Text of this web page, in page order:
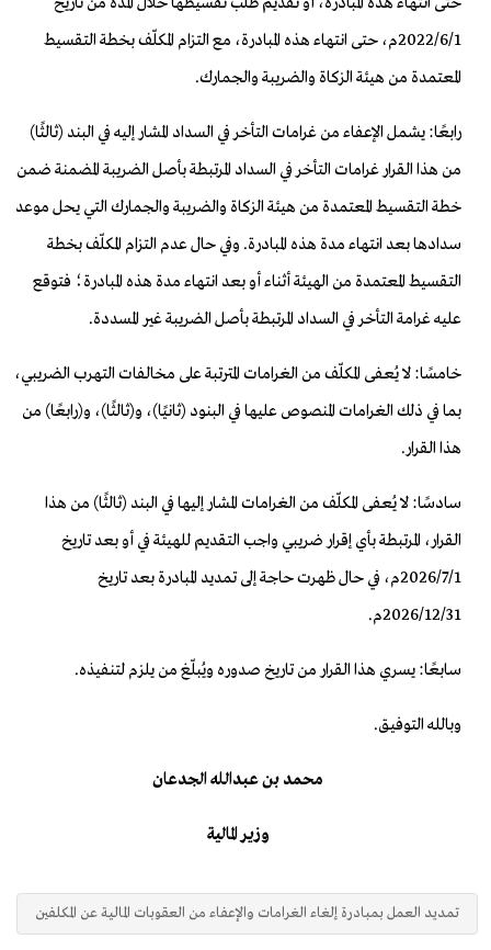
2022/6/1م، حتى انتهاء هذه المبادرة، مع التزام المكلّف بخطة التقسيط
المعتمدة من هيئة الزكاة والضريبة والجمارك.
رابعًا: يشمل الإعفاء من غرامات التأخر في السداد المشار إليه في البند (ثالثًا)
من هذا القرار غرامات التأخر في السداد المرتبطة بأصل الضريبة المضمنة ضمن
خطة التقسيط المعتمدة من هيئة الزكاة والضريبة والجمارك التي يحل موعد
سدادها بعد انتهاء مدة هذه المبادرة. وفي حال عدم التزام المكلّف بخطة
التقسيط المعتمدة من الهيئة أثناء أو بعد انتهاء مدة هذه المبادرة؛ فتوقع
عليه غرامة التأخر في السداد المرتبطة بأصل الضريبة غير المسددة.
خامسًا: لا يُعفى المكلّف من الغرامات المترتبة على مخالفات التهرب الضريبي،
بما في ذلك الغرامات المنصوص عليها في البنود (ثانيًا)، و(ثالثًا)، و(رابعًا) من
هذا القرار.
سادسًا: لا يُعفى المكلّف من الغرامات المشار إليها في البند (ثالثًا) من هذا
القرار، المرتبطة بأي إقرار ضريبي واجب التقديم للهيئة في أو بعد تاريخ
2026/7/1م، في حال ظهرت حاجة إلى تمديد المبادرة بعد تاريخ
2026/12/31م.
سابعًا: يسري هذا القرار من تاريخ صدوره ويُبلّغ من يلزم لتنفيذه.
وبالله التوفيق.
محمد بن عبدالله الجدعان
وزير المالية
تمديد العمل بمبادرة إلغاء الغرامات والإعفاء من العقوبات المالية عن المكلفين